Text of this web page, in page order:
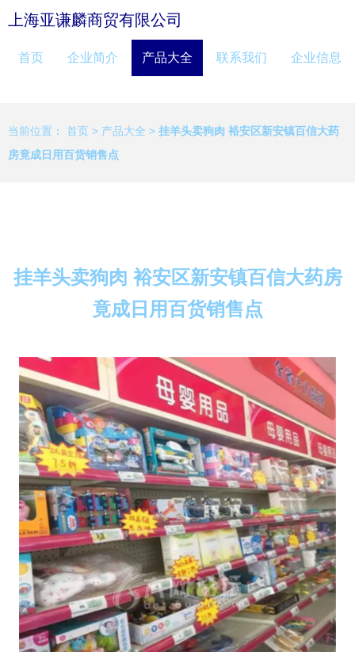
上海亚谦麟商贸有限公司
首页 企业简介 产品大全 联系我们 企业信息
当前位置： 首页 > 产品大全 > 挂羊头卖狗肉 裕安区新安镇百信大药
房竟成日用百货销售点
挂羊头卖狗肉 裕安区新安镇百信大药房
竟成日用百货销售点